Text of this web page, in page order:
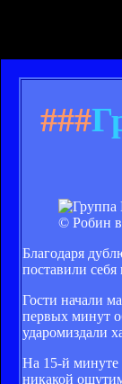
###
© Робин
Благодаря
поставили
Гости начали
первых минут
ударомиздали
На 15-й минуте
никакой